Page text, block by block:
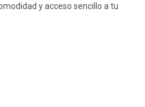
y acceso sencillo a tu